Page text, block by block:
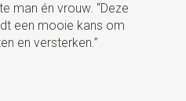
man én vrouw. “Deze
een mooie kans om
en versterken.”